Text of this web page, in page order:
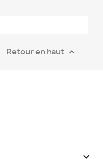
Retour en haut 
